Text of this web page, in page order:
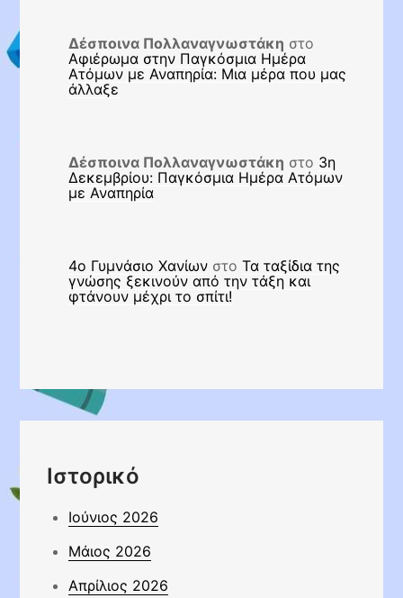
Δέσποινα Πολλαναγνωστάκη στο
Αφιέρωμα στην Παγκόσμια Ημέρα
Ατόμων με Αναπηρία: Μια μέρα που μας
άλλαξε
Δέσποινα Πολλαναγνωστάκη στο 3η
Δεκεμβρίου: Παγκόσμια Ημέρα Ατόμων
με Αναπηρία
4ο Γυμνάσιο Χανίων στοΤα ταξίδια της
γνώσης ξεκινούν από την τάξη και
φτάνουν μέχρι το σπίτι!
Ιστορικό
Ιούνιος 2026
Μάιος 2026
Απρίλιος 2026